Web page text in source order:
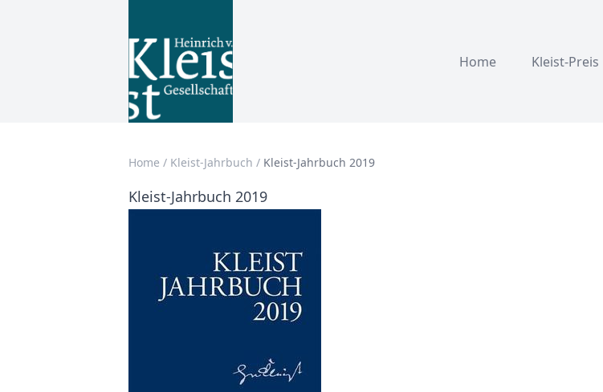
Home Kleist-Preis
Home / Kleist-Jahrbuch / Kleist-Jahrbuch 2019
Kleist-Jahrbuch 2019